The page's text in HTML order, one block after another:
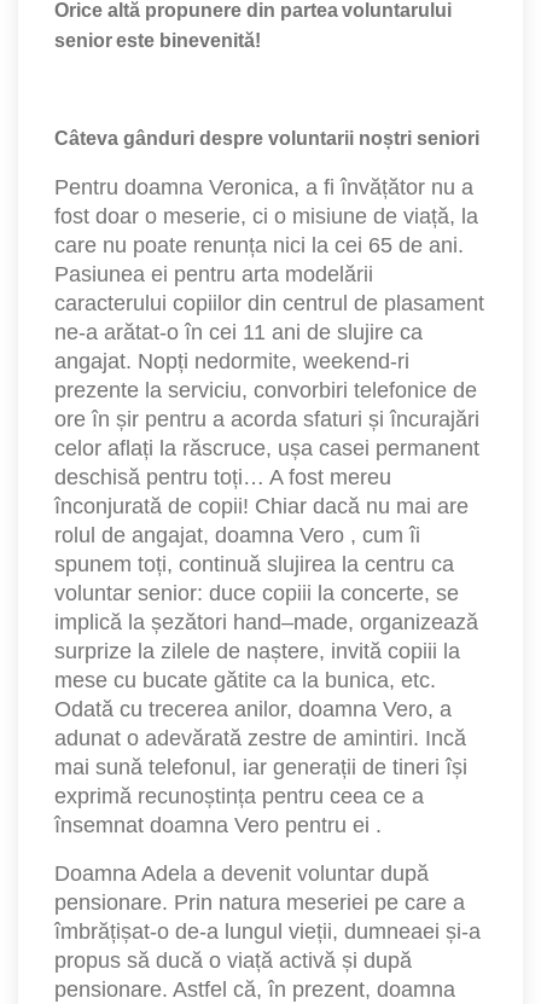
Orice altă propunere din partea voluntarului
senior este binevenită!
Câteva gânduri despre voluntarii noștri seniori
Pentru doamna Veronica, a fi învățător nu a
fost doar o meserie, ci o misiune de viață, la
care nu poate renunța nici la cei 65 de ani.
Pasiunea ei pentru arta modelării
caracterului copiilor din centrul de plasament
ne-a arătat-o în cei 11 ani de slujire ca
angajat. Nopți nedormite, weekend-ri
prezente la serviciu, convorbiri telefonice de
ore în șir pentru a acorda sfaturi și încurajări
celor aflați la răscruce, ușa casei permanent
deschisă pentru toți… A fost mereu
înconjurată de copii! Chiar dacă nu mai are
rolul de angajat, doamna Vero , cum îi
spunem toți, continuă slujirea la centru ca
voluntar senior: duce copiii la concerte, se
implică la șezători hand–made, organizează
surprize la zilele de naștere, invită copiii la
mese cu bucate gătite ca la bunica, etc.
Odată cu trecerea anilor, doamna Vero, a
adunat o adevărată zestre de amintiri. Incă
mai sună telefonul, iar generații de tineri își
exprimă recunoștința pentru ceea ce a
însemnat doamna Vero pentru ei .
Doamna Adela a devenit voluntar după
pensionare. Prin natura meseriei pe care a
îmbrățișat-o de-a lungul vieții, dumneaei și-a
propus să ducă o viață activă și după
pensionare. Astfel că, în prezent, doamna